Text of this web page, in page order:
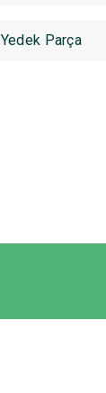
Parça